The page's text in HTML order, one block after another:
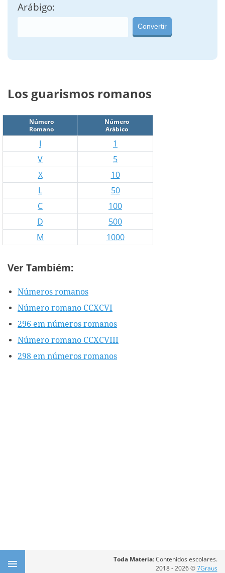
Arábigo:
Convertir
Los guarismos romanos
Número
Romano
Número
Arábico
I
1
V
5
X
10
L
50
C
100
D
500
M
1000
Ver Tambiém:
Números romanos
Número romano CCXCVI
296 em números romanos
Número romano CCXCVIII
298 em números romanos
Toda Materia: Contenidos escolares.
2018 - 2026 ©7Graus